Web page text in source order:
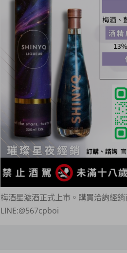
梅酒星漩酒正式上市。購買洽詢經
LINE:@567cpboi